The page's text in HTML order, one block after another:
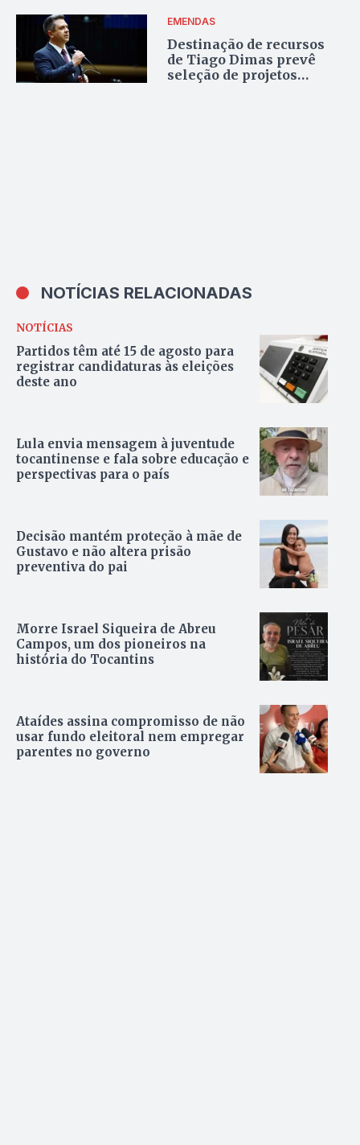
EMENDAS
Destinação de recursos
de Tiago Dimas prevê
seleção de projetos
NOTÍCIAS RELACIONADAS
NOTÍCIAS
Partidos têm até 15 de agosto para
registrar candidaturas às eleições
deste ano
Lula envia mensagem à juventude
tocantinense e fala sobre educação e
perspectivas para o país
Decisão mantém proteção à mãe de
Gustavo e não altera prisão
preventiva do pai
Morre Israel Siqueira de Abreu
Campos, um dos pioneiros na
história do Tocantins
Ataídes assina compromisso de não
usar fundo eleitoral nem empregar
parentes no governo